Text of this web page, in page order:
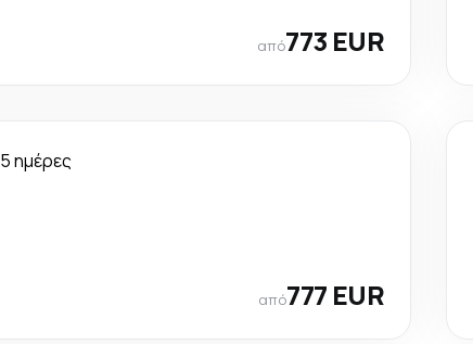
από773 EUR
5 ημέρες
από777 EUR